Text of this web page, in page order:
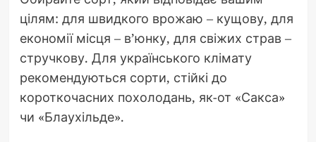
цілям: для швидкого врожаю – кущову, для
економії місця – в’юнку, для свіжих страв –
стручкову. Для українського клімату
рекомендуються сорти, стійкі до
короткочасних похолодань, як-от «Сакса»
чи «Блаухільде».